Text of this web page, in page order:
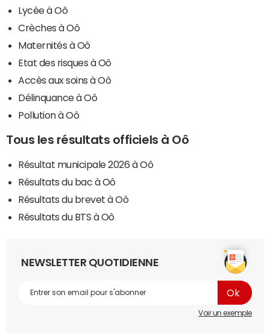
Lycée à Oô
Crèches à Oô
Maternités à Oô
Etat des risques à Oô
Accès aux soins à Oô
Délinquance à Oô
Pollution à Oô
Tous les résultats officiels à Oô
Résultat municipale 2026 à Oô
Résultats du bac à Oô
Résultats du brevet à Oô
Résultats du BTS à Oô
NEWSLETTER QUOTIDIENNE
Voir un exemple